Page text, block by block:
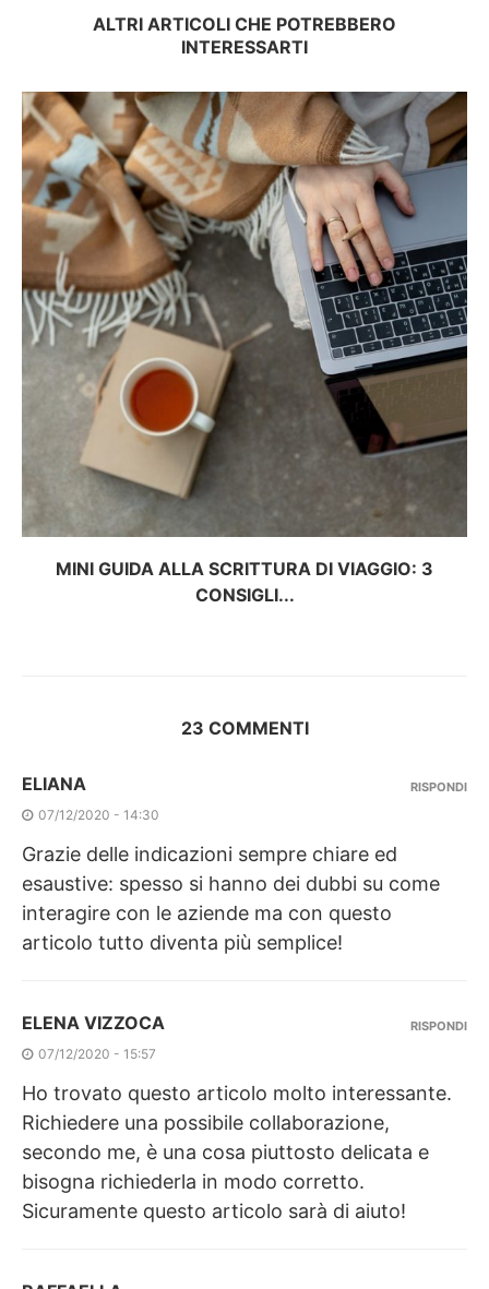
ALTRI ARTICOLI CHE POTREBBERO
INTERESSARTI
MINI GUIDA ALLA SCRITTURA DI VIAGGIO: 3
CONSIGLI...
23 COMMENTI
ELIANA
07/12/2020 - 14:30
Grazie delle indicazioni sempre chiare ed
esaustive: spesso si hanno dei dubbi su come
interagire con le aziende ma con questo
articolo tutto diventa più semplice!
RISPONDI
ELENA VIZZOCA
07/12/2020 - 15:57
Ho trovato questo articolo molto interessante.
Richiedere una possibile collaborazione,
secondo me, è una cosa piuttosto delicata e
bisogna richiederla in modo corretto.
Sicuramente questo articolo sarà di aiuto!
RISPONDI